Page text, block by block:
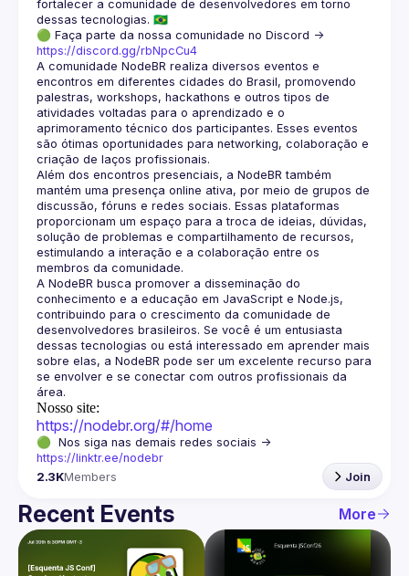
fortalecer a comunidade de desenvolvedores em torno
🟢 Faça parte da nossa comunidade no Discord ->
https://discord.gg/rbNpcCu4
A comunidade NodeBR realiza diversos eventos e
encontros em diferentes cidades do Brasil, promovendo
palestras, workshops, hackathons e outros tipos de
atividades voltadas para o aprendizado e o
aprimoramento técnico dos participantes. Esses eventos
são ótimas oportunidades para networking, colaboração e
Além dos encontros presenciais, a NodeBR também
mantém uma presença online ativa, por meio de grupos de
discussão, fóruns e redes sociais. Essas plataformas
proporcionam um espaço para a troca de ideias, dúvidas,
solução de problemas e compartilhamento de recursos,
estimulando a interação e a colaboração entre os
A NodeBR busca promover a disseminação do
conhecimento e a educação em JavaScript e Node.js,
contribuindo para o crescimento da comunidade de
desenvolvedores brasileiros. Se você é um entusiasta
dessas tecnologias ou está interessado em aprender mais
sobre elas, a NodeBR pode ser um excelente recurso para
se envolver e se conectar com outros profissionais da
Nosso site:
https://nodebr.org/#/home
https://linktr.ee/nodebr
2.3KMembers Join
Recent Events More